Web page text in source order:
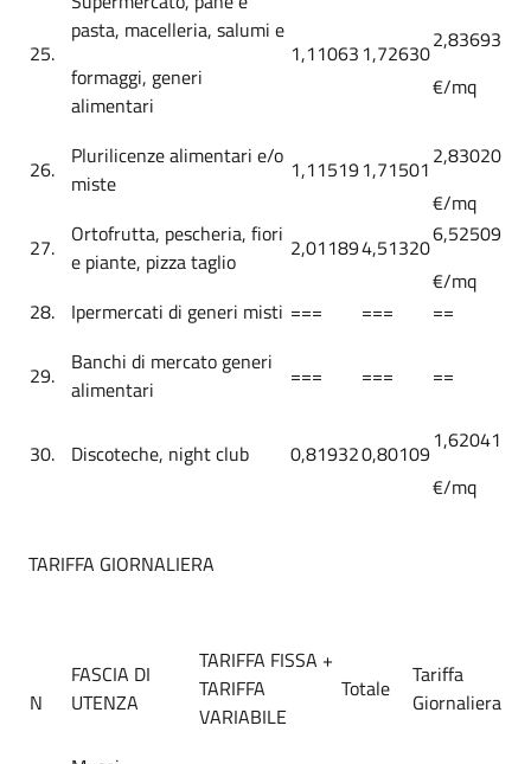
25.
pasta, macelleria, salumi e
formaggi, generi
alimentari
1,11063 1,726302,83693
€/mq
26.
Plurilicenze alimentari e/o
miste
1,115191,71501 2,83020
€/mq
27.
Ortofrutta, pescheria, fiori
e piante, pizza taglio
2,011894,513206,52509
€/mq
28.
Ipermercati di generi misti === === ==
29.
Banchi di mercato generi
alimentari
=== === ==
30. Discoteche, night club 0,819320,801091,62041
€/mq
TARIFFA GIORNALIERA
N
FASCIA DI
UTENZA
TARIFFA FISSA +
TARIFFA
VARIABILE
Totale
Tariffa
Giornaliera